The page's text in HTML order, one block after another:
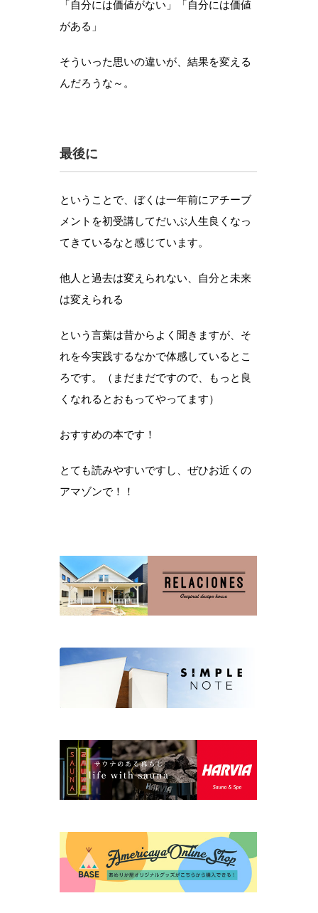
「自分には価値がない」「自分には価値
がある」
そういった思いの違いが、結果を変える
んだろうな～。
最後に
ということで、ぼくは一年前にアチーブ
メントを初受講してだいぶ人生良くなっ
てきているなと感じています。
他人と過去は変えられない、自分と未来
は変えられる
という言葉は昔からよく聞きますが、そ
れを今実践するなかで体感しているとこ
ろです。（まだまだですので、もっと良
くなれるとおもってやってます）
おすすめの本です！
とても読みやすいですし、ぜひお近くの
アマゾンで！！